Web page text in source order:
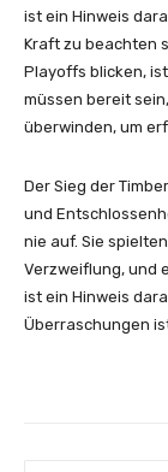
ist ein Hinweis
Kraft zu beachten
Playoffs blicken,
müssen bereit
überwinden, um
Der Sieg der
und
nie auf. Sie
Verzweiflung, und
ist ein Hinweis
Überraschungen